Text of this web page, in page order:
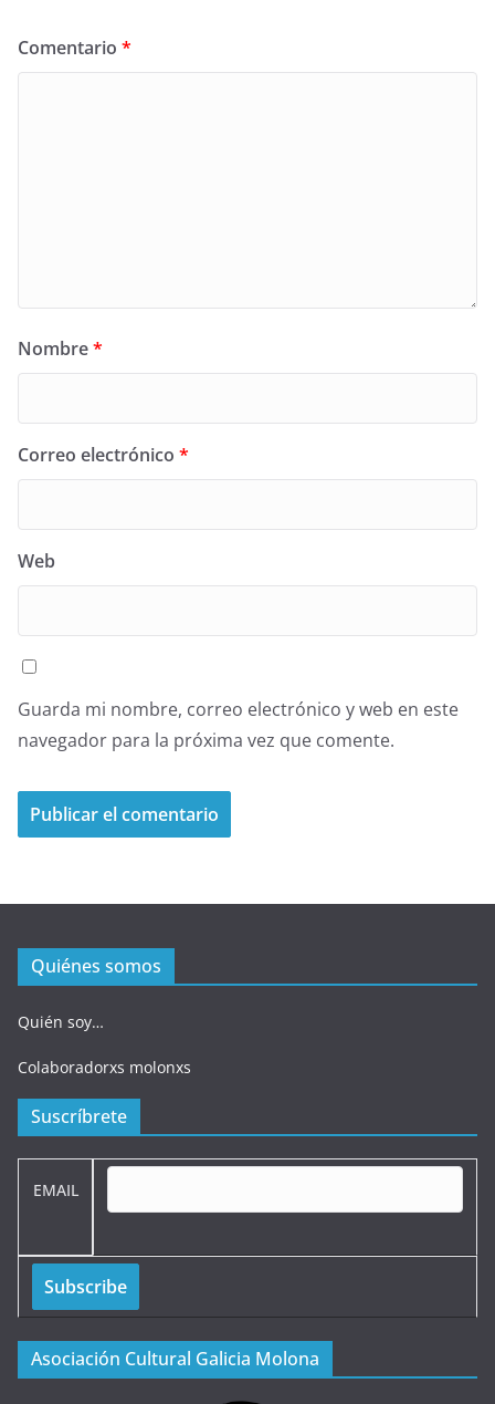
Comentario *
Nombre*
Correo electrónico *
Web
Guarda mi nombre, correo electrónico y web en este
navegador para la próxima vez que comente.
Quiénes somos
Quién soy…
Colaboradorxs molonxs
Suscríbrete
EMAIL
Asociación Cultural Galicia Molona